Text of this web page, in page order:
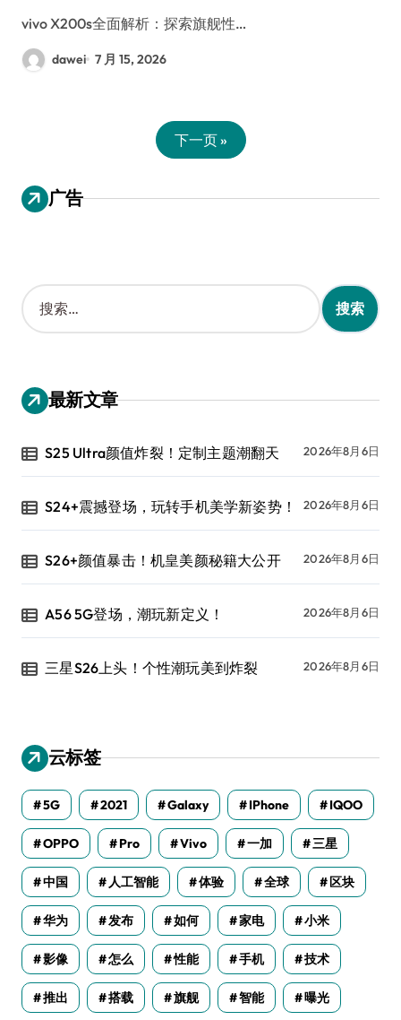
vivo X200s全面解析：探索旗舰性…
dawei 7 月 15, 2026
下一页 »
广告
搜
索
：
最新文章
S25 Ultra颜值炸裂！定制主题潮翻天 2026年8月6日
S24+震撼登场，玩转手机美学新姿势！ 2026年8月6日
S26+颜值暴击！机皇美颜秘籍大公开 2026年8月6日
A56 5G登场，潮玩新定义！ 2026年8月6日
三星S26上头！个性潮玩美到炸裂 2026年8月6日
云标签
5G 2021 Galaxy IPhone IQOO
OPPO Pro Vivo 一加 三星
中国 人工智能 体验 全球 区块
华为 发布 如何 家电 小米
影像 怎么 性能 手机 技术
推出 搭载 旗舰 智能 曝光